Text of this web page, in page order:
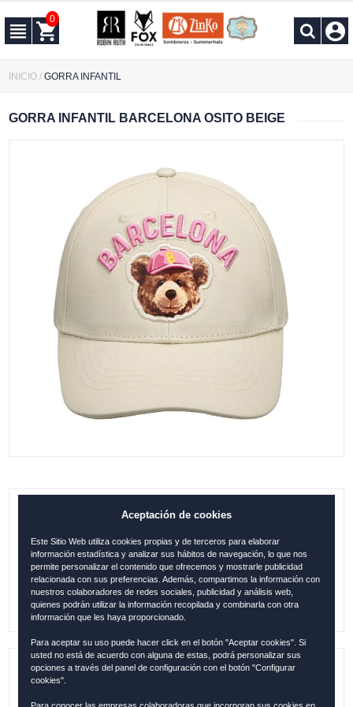
0
INICIO /GORRA INFANTIL
GORRA INFANTIL BARCELONA OSITO BEIGE
GORRA INFANTIL BARCELONA OSITO
BEIGE
0.00€
Referencia:
Aceptación de cookies
Este Sitio Web utiliza cookies propias y de terceros para elaborar
información estadística y analizar sus hábitos de navegación, lo que nos
permite personalizar el contenido que ofrecemos y mostrarle publicidad
relacionada con sus preferencias. Además, compartimos la información con
nuestros colaboradores de redes sociales, publicidad y análisis web,
quienes podrán utilizar la información recopilada y combinarla con otra
información que les haya proporcionado.
Para aceptar su uso puede hacer click en el botón "Aceptar cookies". Si
usted no está de acuerdo con alguna de estas, podrá personalizar sus
opciones a través del panel de configuración con el botón "Configurar
cookies".